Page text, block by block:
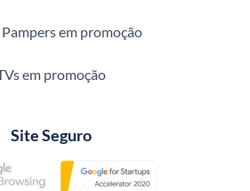
em promoção
em promoção
Site Seguro